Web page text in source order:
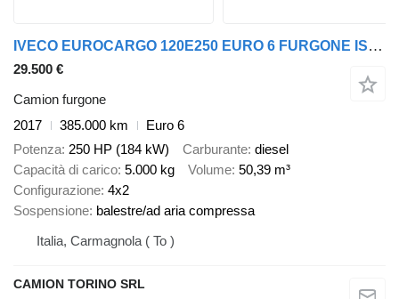
IVECO EUROCARGO 120E250 EURO 6 FURGONE ISO 7,6 MT + PEDANA 1,5 TON
29.500 €
Camion furgone
2017
385.000 km
Euro 6
Potenza 250 HP (184 kW) Carburante diesel
Capacità di carico 5.000 kg Volume 50,39 m³
Configurazione 4x2
Sospensione balestre/ad aria compressa
Italia, Carmagnola ( To )
CAMION TORINO SRL